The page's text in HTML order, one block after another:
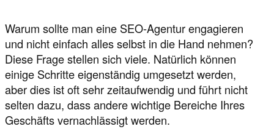
Warum sollte man eine SEO-Agentur engagieren
und nicht einfach alles selbst in die Hand nehmen?
Diese Frage stellen sich viele. Natürlich können
einige Schritte eigenständig umgesetzt werden,
aber dies ist oft sehr zeitaufwendig und führt nicht
selten dazu, dass andere wichtige Bereiche Ihres
Geschäfts vernachlässigt werden.